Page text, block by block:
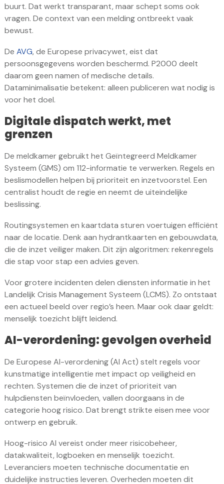
buurt. Dat werkt transparant, maar schept soms ook
vragen. De context van een melding ontbreekt vaak
bewust.
De AVG, de Europese privacywet, eist dat
persoonsgegevens worden beschermd. P2000 deelt
daarom geen namen of medische details.
Dataminimalisatie betekent: alleen publiceren wat nodig is
voor het doel.
Digitale dispatch werkt, met
grenzen
De meldkamer gebruikt het Geïntegreerd Meldkamer
Systeem (GMS) om 112-informatie te verwerken. Regels en
beslismodellen helpen bij prioriteit en inzetvoorstel. Een
centralist houdt de regie en neemt de uiteindelijke
beslissing.
Routingsystemen en kaartdata sturen voertuigen efficiënt
naar de locatie. Denk aan hydrantkaarten en gebouwdata,
die de inzet veiliger maken. Dit zijn algoritmen: rekenregels
die stap voor stap een advies geven.
Voor grotere incidenten delen diensten informatie in het
Landelijk Crisis Management Systeem (LCMS). Zo ontstaat
een actueel beeld over regio’s heen. Maar ook daar geldt:
menselijk toezicht blijft leidend.
AI-verordening: gevolgen overheid
De Europese AI-verordening (AI Act) stelt regels voor
kunstmatige intelligentie met impact op veiligheid en
rechten. Systemen die de inzet of prioriteit van
hulpdiensten beïnvloeden, vallen doorgaans in de
categorie hoog risico. Dat brengt strikte eisen mee voor
ontwerp en gebruik.
Hoog-risico AI vereist onder meer risicobeheer,
datakwaliteit, logboeken en menselijk toezicht.
Leveranciers moeten technische documentatie en
duidelijke instructies leveren. Overheden moeten dit